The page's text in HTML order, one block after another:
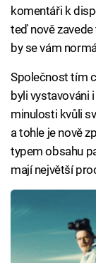
komentáři k
teď nově
by se vám
Společnost tím
byli vystavováni
minulosti kvůli
a tohle je nově
typem obsahu
mají největší